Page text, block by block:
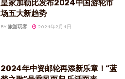
皇家加勒比发布2024中国游轮市
场五大新趋势
BY 旅游玩客 2024年2月4日
2024年中资邮轮再添新乐章！“蓝